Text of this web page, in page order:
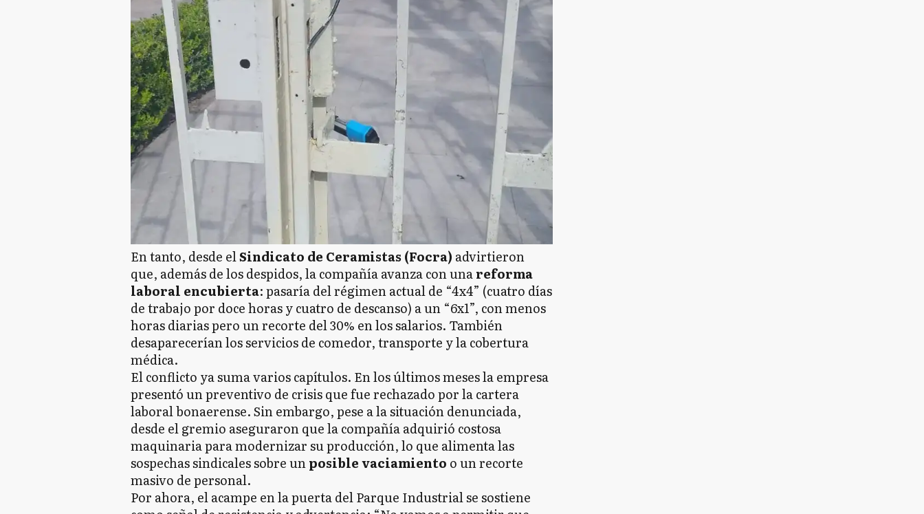
En tanto, desde elSindicato de Ceramistas (Focra) advirtieron
que, además de los despidos, la compañía avanza con unareforma
laboral encubierta: pasaría del régimen actual de “4x4” (cuatro días
de trabajo por doce horas y cuatro de descanso) a un “6x1”, con menos
horas diarias pero un recorte del 30% en los salarios. También
desaparecerían los servicios de comedor, transporte y la cobertura
médica.
El conflicto ya suma varios capítulos. En los últimos meses la empresa
presentó un preventivo de crisis que fue rechazado por la cartera
laboral bonaerense. Sin embargo, pese a la situación denunciada,
desde el gremio aseguraron que la compañía adquirió costosa
maquinaria para modernizar su producción, lo que alimenta las
sospechas sindicales sobre unposible vaciamiento o un recorte
masivo de personal.
Por ahora, el acampe en la puerta del Parque Industrial se sostiene